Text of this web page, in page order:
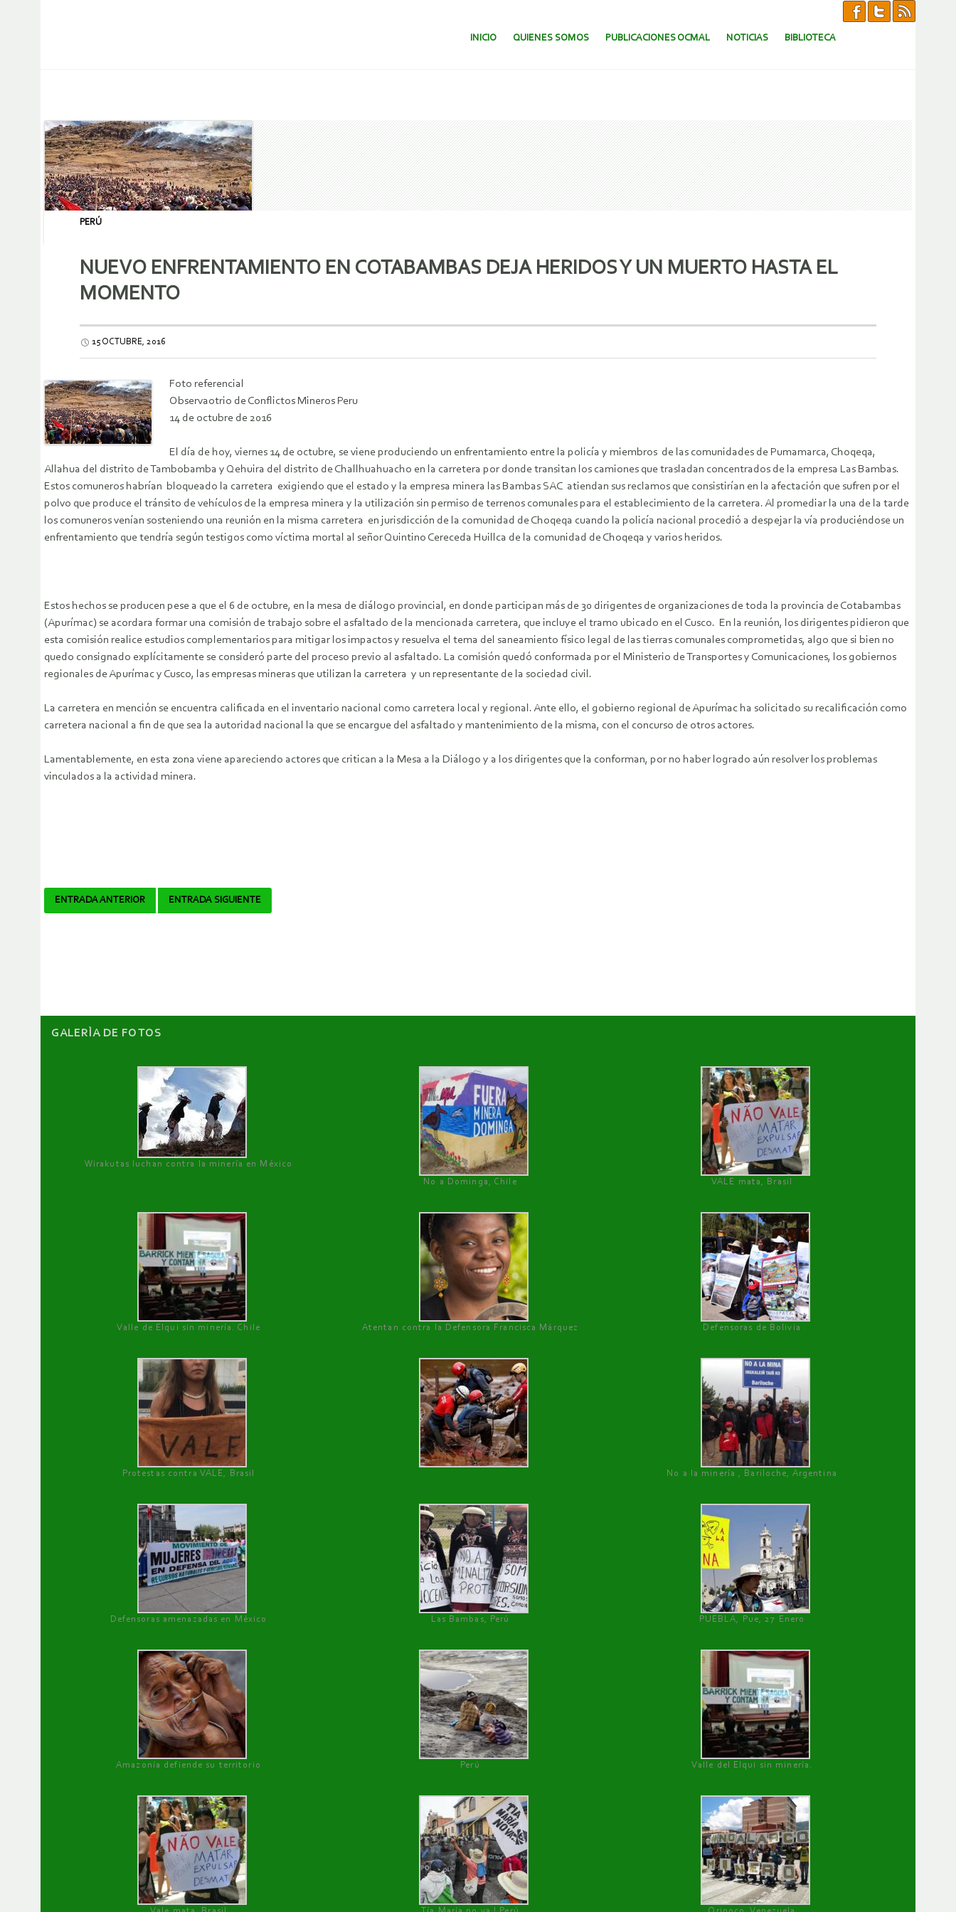
SALTAR AL CONTENIDO.
INICIO QUIENES SOMOS PUBLICACIONES OCMAL NOTICIAS BIBLIOTECA
PERÚ
NUEVO ENFRENTAMIENTO EN COTABAMBAS DEJA HERIDOS Y UN MUERTO HASTA EL
MOMENTO
15 OCTUBRE, 2016
Foto referencial
Observaotrio de Conflictos Mineros Peru
14 de octubre de 2016
El día de hoy, viernes 14 de octubre, se viene produciendo un enfrentamiento entre la policía y miembros de las comunidades de Pumamarca, Choqeqa,
Allahua del distrito de Tambobamba y Qehuira del distrito de Challhuahuacho en la carretera por donde transitan los camiones que trasladan concentrados de la empresa Las Bambas.
Estos comuneros habrían bloqueado la carretera exigiendo que el estado y la empresa minera las Bambas SAC atiendan sus reclamos que consistirían en la afectación que sufren por el
polvo que produce el tránsito de vehículos de la empresa minera y la utilización sin permiso de terrenos comunales para el establecimiento de la carretera. Al promediar la una de la tarde
los comuneros venían sosteniendo una reunión en la misma carretera en jurisdicción de la comunidad de Choqeqa cuando la policía nacional procedió a despejar la vía produciéndose un
enfrentamiento que tendría según testigos como víctima mortal al señor Quintino Cereceda Huillca de la comunidad de Choqeqa y varios heridos.
Estos hechos se producen pese a que el 6 de octubre, en la mesa de diálogo provincial, en donde participan más de 30 dirigentes de organizaciones de toda la provincia de Cotabambas
(Apurímac) se acordara formar una comisión de trabajo sobre el asfaltado de la mencionada carretera, que incluye el tramo ubicado en el Cusco. En la reunión, los dirigentes pidieron que
esta comisión realice estudios complementarios para mitigar los impactos y resuelva el tema del saneamiento físico legal de las tierras comunales comprometidas, algo que si bien no
quedo consignado explícitamente se consideró parte del proceso previo al asfaltado. La comisión quedó conformada por el Ministerio de Transportes y Comunicaciones, los gobiernos
regionales de Apurímac y Cusco, las empresas mineras que utilizan la carretera y un representante de la sociedad civil.
La carretera en mención se encuentra calificada en el inventario nacional como carretera local y regional. Ante ello, el gobierno regional de Apurímac ha solicitado su recalificación como
carretera nacional a fin de que sea la autoridad nacional la que se encargue del asfaltado y mantenimiento de la misma, con el concurso de otros actores.
Lamentablemente, en esta zona viene apareciendo actores que critican a la Mesa a la Diálogo y a los dirigentes que la conforman, por no haber logrado aún resolver los problemas
vinculados a la actividad minera.
Navegador
ENTRADA ANTERIOR ENTRADA SIGUIENTE
GALERÌA DE FOTOS
Wirakutas luchan contra la minería en México
No a Dominga, Chile
VALE mata, Brasil
Valle de Elqui sin minería. Chile Atentan contra la Defensora Francisca Márquez Defensoras de Bolivia
Protestas contra VALE, Brasil No a la minería , Bariloche, Argentina
Defensoras amenazadas en México Las Bambas, Perú PUEBLA, Pue, 27 Enero
Amazonía defiende su territorio Perú Valle del Elqui sin minería.